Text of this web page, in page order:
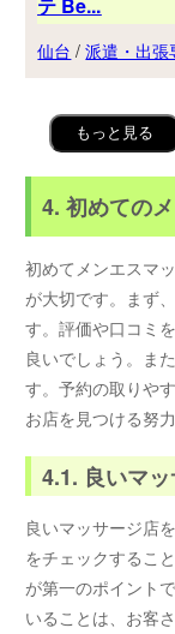
テ Be...
仙台 /派遣・出張
もっと見る
4. 初めての
初めてメンエスマ
が大切です。まず
す。評価や口コミ
良いでしょう。ま
す。予約の取りや
お店を見つける努
4.1. 良いマ
良いマッサージ店
をチェックするこ
が第一のポイント
いることは、お客